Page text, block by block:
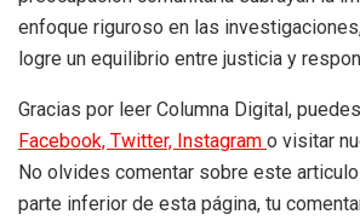
enfoque riguroso en las
logre un equilibrio entre justicia y
Gracias por leer Columna Digital,
Facebook, Twitter, Instagram o visitar
No olvides comentar sobre este
parte inferior de esta página, tu